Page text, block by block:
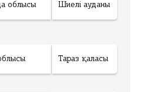
облысы Шиелі ауданы
Тараз қаласы